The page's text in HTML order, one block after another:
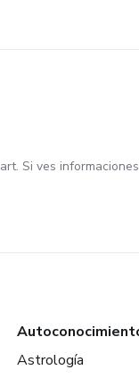
Si ves
Astrología